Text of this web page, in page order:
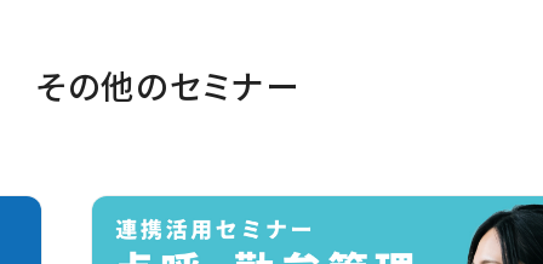
その他のセミナー